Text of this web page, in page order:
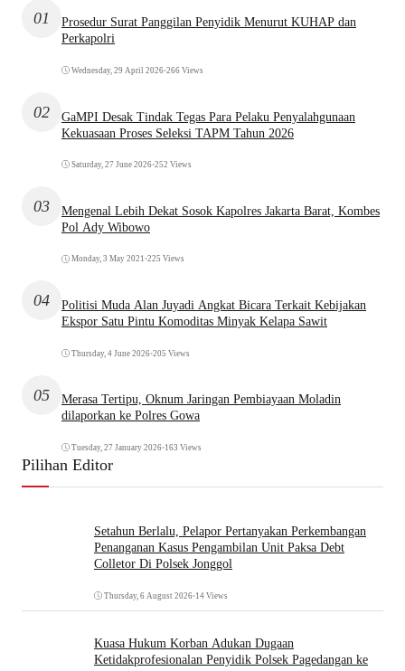
01
Prosedur Surat Panggilan Penyidik Menurut KUHAP dan
Perkapolri
Wednesday, 29 April 2026•266 Views
02
GaMPI Desak Tindak Tegas Para Pelaku Penyalahgunaan
Kekuasaan Proses Seleksi TAPM Tahun 2026
Saturday, 27 June 2026•252 Views
03
Mengenal Lebih Dekat Sosok Kapolres Jakarta Barat, Kombes
Pol Ady Wibowo
Monday, 3 May 2021 •225 Views
04
Politisi Muda Alan Juyadi Angkat Bicara Terkait Kebijakan
Ekspor Satu Pintu Komoditas Minyak Kelapa Sawit
Thursday, 4 June 2026•205 Views
05
Merasa Tertipu, Oknum Jaringan Pembiayaan Moladin
dilaporkan ke Polres Gowa
Tuesday, 27 January 2026•163 Views
Pilihan Editor
Setahun Berlalu, Pelapor Pertanyakan Perkembangan
Penanganan Kasus Pengambilan Unit Paksa Debt
Colletor Di Polsek Jonggol
Thursday, 6 August 2026•14 Views
Kuasa Hukum Korban Adukan Dugaan
Ketidakprofesionalan Penyidik Polsek Pagedangan ke